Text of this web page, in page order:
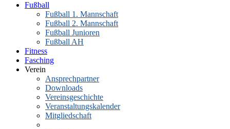
Fußball
Fußball 1. Mannschaft
Fußball 2. Mannschaft
Fußball Junioren
Fußball AH
Fitness
Fasching
Verein
Ansprechpartner
Downloads
Vereinsgeschichte
Veranstaltungskalender
Mitgliedschaft